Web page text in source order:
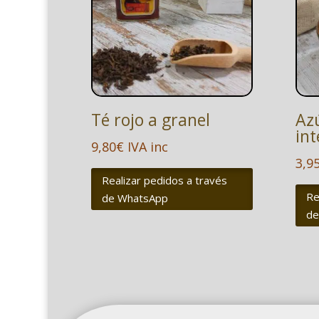
Té rojo a granel
9,80€ IVA inc
Realizar pedidos a través
de WhatsApp